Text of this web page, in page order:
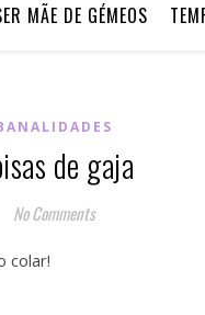
MÃE DE GÉMEOS
de gaja
No Comments
colar!